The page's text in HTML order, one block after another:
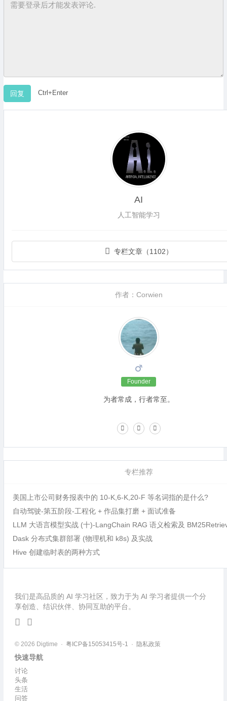
Ctrl+Enter
AI
人工智能学习
专栏文章（1102）
作者：Corwien
Founder
为者常成，行者常至。
专栏推荐
美国上市公司财务报表中的 10-K,6-K,20-F 等名词指的是什么?
自动驾驶-第五阶段-工程化 + 作品集打磨 + 面试准备
LLM 大语言模型实战 (十)-LangChain RAG 语义检索及
Dask 分布式集群部署 (物理机和 k8s) 及实战
Hive 创建临时表的两种方式
我们是高品质的 AI 学习社区，致力于为 AI 学习者提供一个分
享创造、结识伙伴、协同互助的平台。
© 2026 Digtime · 粤ICP备15053415号-1 · 隐私政策
快速导航
讨论
头条
生活
问答